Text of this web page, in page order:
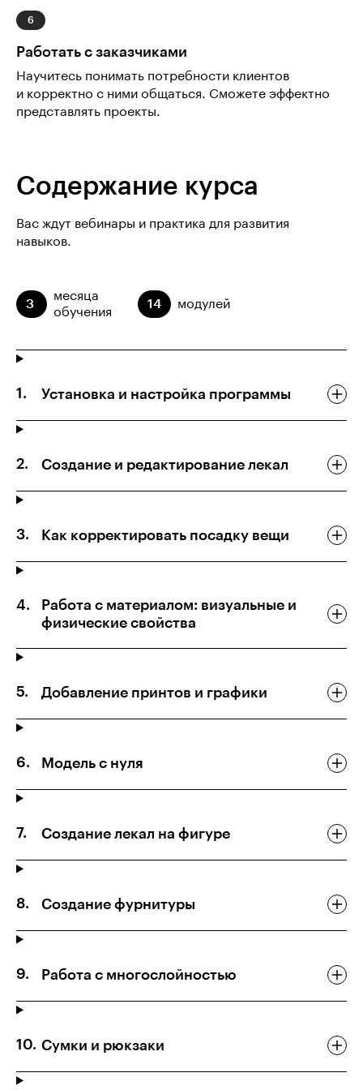
Работать с заказчиками
Научитесь понимать потребности клиентов
и корректно с ними общаться. Сможете эффектно
представлять проекты.
Содержание курса
Вас ждут вебинары и практика для развития
навыков.
3
месяца
обучения
14 модулей
Установка и настройка программы
Создание и редактирование лекал
Как корректировать посадку вещи
Работа с материалом: визуальные и
физические свойства
Добавление принтов и графики
Модель с нуля
Создание лекал на фигуре
Создание фурнитуры
Работа с многослойностью
Сумки и рюкзаки